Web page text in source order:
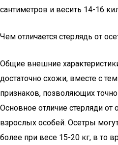
сантиметров и весить 14-16
Чем отличается стерлядь от
Общие внешние
достаточно схожи, вместе с
признаков, позволяющих
Основное отличие стерляди
взрослых особей. Осетры
более при весе 15-20 кг, в то